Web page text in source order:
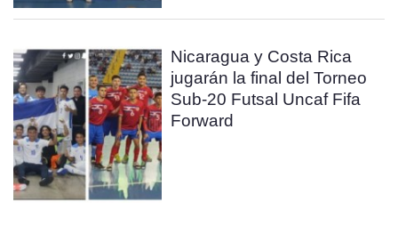
Nicaragua y Costa Rica
jugarán la final del Torneo
Sub-20 Futsal Uncaf Fifa
Forward